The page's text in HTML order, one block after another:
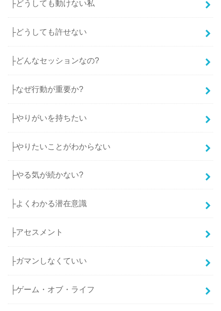
├どうしても動けない私
├どうしても許せない
├どんなセッションなの?
├なぜ行動が重要か?
├やりがいを持ちたい
├やりたいことがわからない
├やる気が続かない?
├よくわかる潜在意識
├アセスメント
├ガマンしなくていい
├ゲーム・オブ・ライフ